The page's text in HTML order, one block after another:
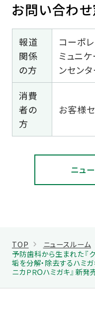
お問い合わ
報道
関係
の方
コーポ
ミュニケ
ンセンタ
消費
者の
方
お客様
ニュ
TOP ニュースルーム
予防歯科から生まれた『
垢を分解・除去するハミ
ニカＰＲＯハミガキ』新発